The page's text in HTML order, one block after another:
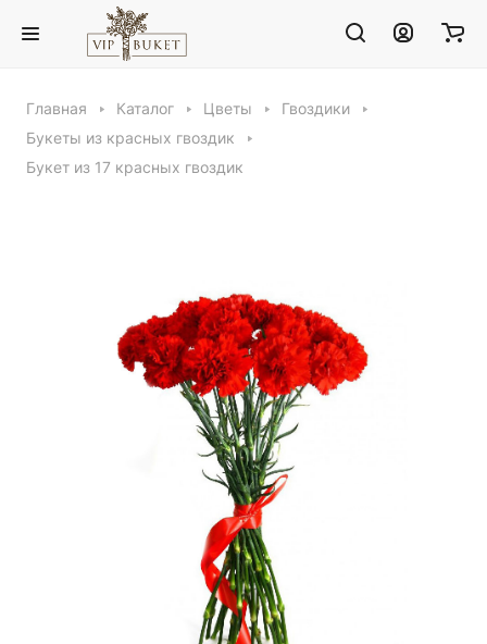
Главная Каталог Цветы
Гвоздики
Букеты из красных гвоздик
Букет из 17 красных гвоздик